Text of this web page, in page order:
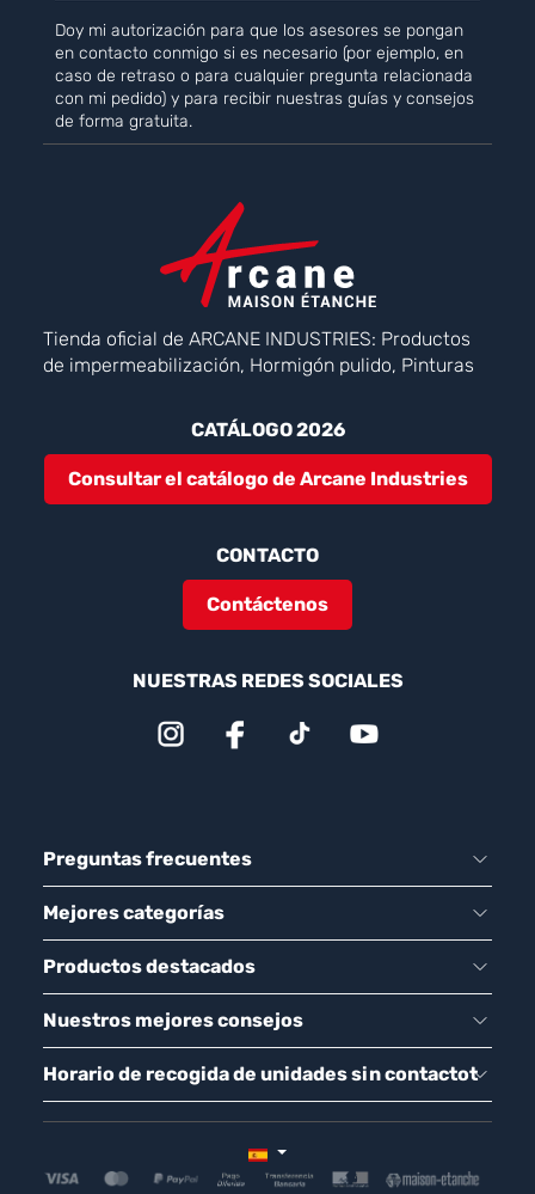
Doy mi autorización para que los asesores se pongan
en contacto conmigo si es necesario (por ejemplo, en
caso de retraso o para cualquier pregunta relacionada
con mi pedido) y para recibir nuestras guías y consejos
de forma gratuita.
Tienda oficial de ARCANE INDUSTRIES: Productos
de impermeabilización, Hormigón pulido, Pinturas
CATÁLOGO 2026
Consultar el catálogo de Arcane Industries
CONTACTO
Contáctenos
NUESTRAS REDES SOCIALES
Preguntas frecuentes
Mejores categorías
Productos destacados
Nuestros mejores consejos
Horario de recogida de unidades sin contactot